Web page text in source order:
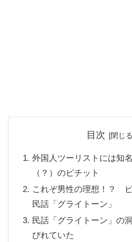
目次
外国人ツーリストには知
（？）のピチット
これぞ男性の理想！？
民話「グライトーン」
民話「グライトーン」の
びれていた